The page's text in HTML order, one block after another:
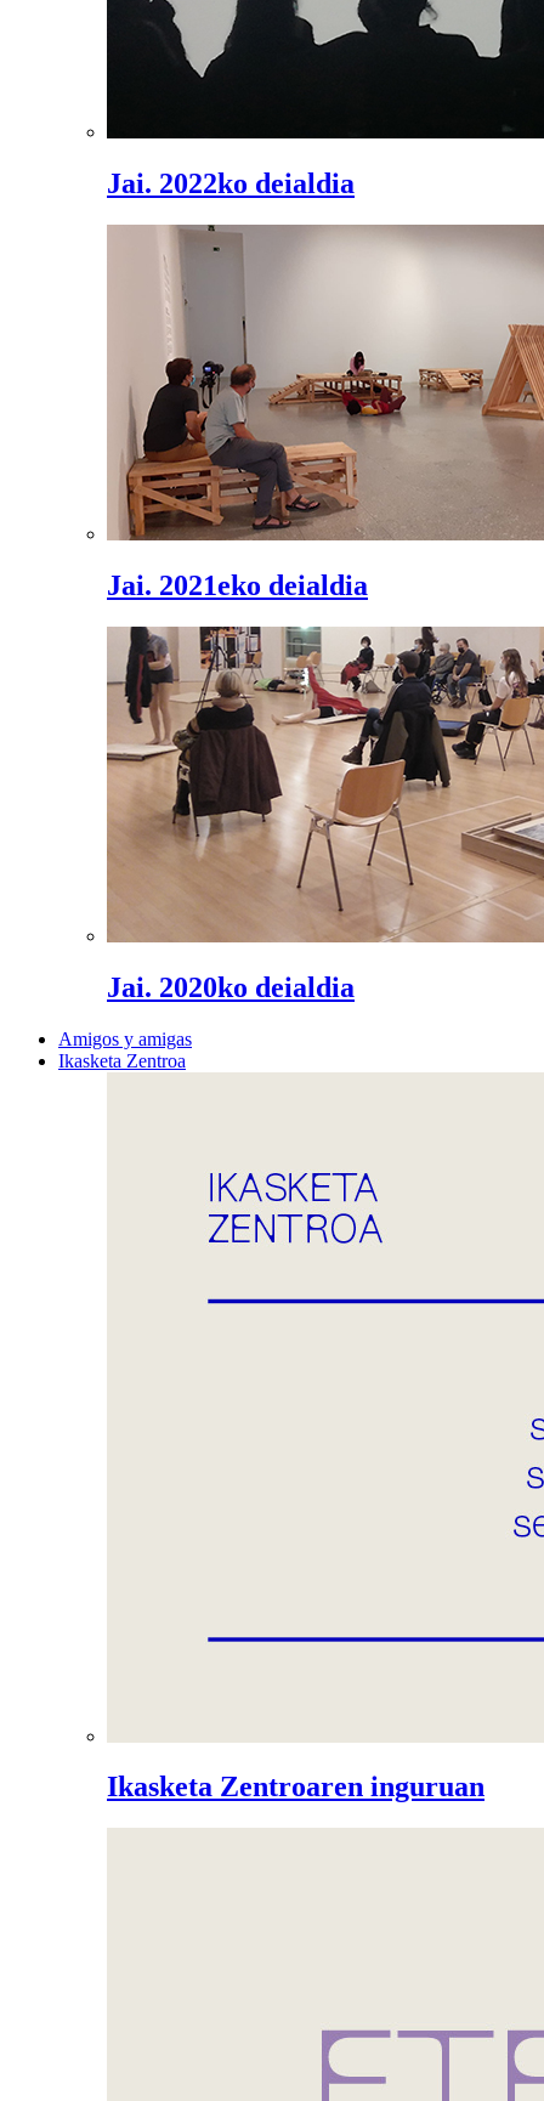
Jai. 2022ko deialdia
Jai. 2021eko deialdia
Jai. 2020ko deialdia
Amigos y amigas
Ikasketa Zentroa
Ikasketa Zentroaren inguruan